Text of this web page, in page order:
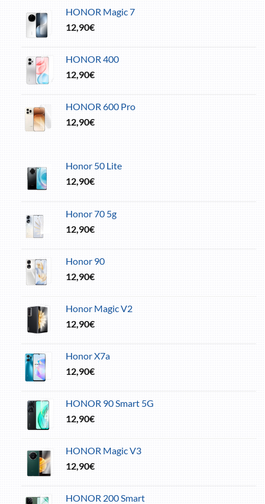
HONOR Magic 7
12,90€
HONOR 400
12,90€
HONOR 600 Pro
12,90€
Honor 50 Lite
12,90€
Honor 70 5g
12,90€
Honor 90
12,90€
Honor Magic V2
12,90€
Honor X7a
12,90€
HONOR 90 Smart 5G
12,90€
HONOR Magic V3
12,90€
HONOR 200 Smart